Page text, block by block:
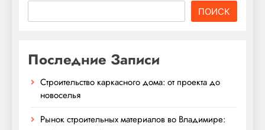
ПОИСК
Последние Записи
Строительство каркасного дома: от проекта до
новоселья
Рынок строительных материалов во Владимире: